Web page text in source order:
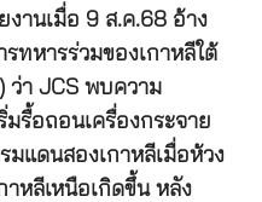
งานเมื่อ 9 ส.ค.68 อ้าง
ทหารร่วมของเกาหลีใต้
ว่า JCS พบความ
มรื้อถอนเครื่องกระจาย
มแดนสองเกาหลีเมื่อห้วง
าหลีเหนือเกิดขึ้น หลัง